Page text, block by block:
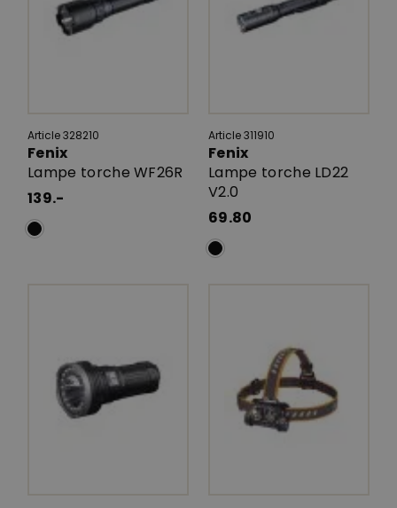
Article 328210
Fenix
Lampe torche WF26R
139.-
Article 311910
Fenix
Lampe torche LD22
V2.0
69.80